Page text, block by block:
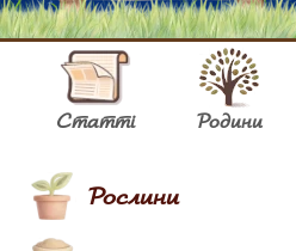
Статті Родини
Рослини